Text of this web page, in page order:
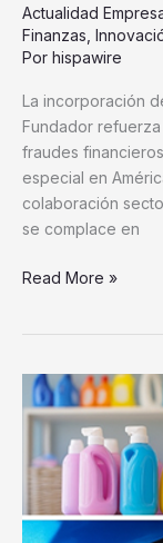
Actualidad
Finanzas
Por hispawire
La incorporación
Fundador
fraudes
especial en
colaboración
se complace en
Read More »
Techmer
PM
une
portafolio
de